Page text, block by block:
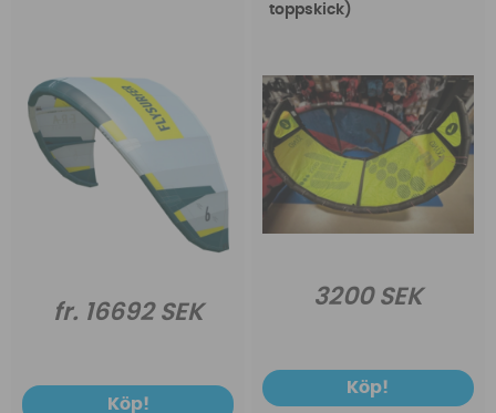
fr. 16692 SEK
Köp!
toppskick)
3200 SEK
Köp!